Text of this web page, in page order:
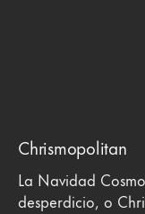
Chrismopolitan
La Navidad
desperdicio, o